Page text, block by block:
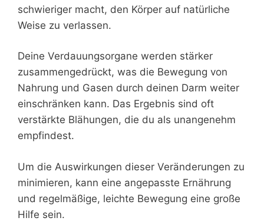
schwieriger macht, den Körper auf natürliche
Weise zu verlassen.
Deine Verdauungsorgane werden stärker
zusammengedrückt, was die Bewegung von
Nahrung und Gasen durch deinen Darm weiter
einschränken kann. Das Ergebnis sind oft
verstärkte Blähungen, die du als unangenehm
empfindest.
Um die Auswirkungen dieser Veränderungen zu
minimieren, kann eine angepasste Ernährung
und regelmäßige, leichte Bewegung eine große
Hilfe sein.